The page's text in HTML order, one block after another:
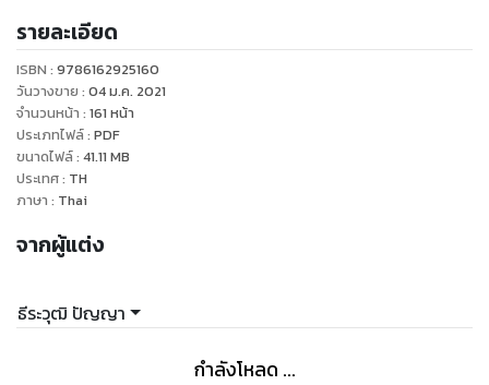
ดูหนังสือเรื่องอื่นๆ ของเรา ได้ที่ www.pailinbooknet.com
รายละเอียด
ISBN : 9786162925160
วันวางขาย : 04 ม.ค. 2021
จำนวนหน้า : 161 หน้า
ประเภทไฟล์: PDF
ขนาดไฟล์: 41.11 MB
ประเทศ: TH
ภาษา : Thai
จากผู้แต่ง
ธีระวุฒิ ปัญญา
กำลังโหลด ...